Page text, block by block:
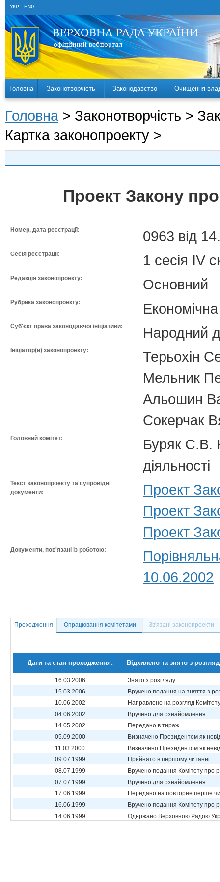
УКР ENG
Головна Законотворчість Законодавство Очищення
Головна > Законотворчість >
Картка законопроекту >
Проект Закону
Номер, дата реєстрації: 0963 від
Сесія реєстрації: 1 сесія IV
Редакція законопроекту: Основний
Рубрика законопроекту:
Суб'єкт права законодавчої ініціативи: Народний
Ініціатор(и) законопроекту:
Терьохін
Мельник
Альошин
Сокерчак
Головний комітет:
Буряк С.В.
діяльності
Текст законопроекту та супровідні
документи:
Проект
Проект
Проект
Документи, пов'язані із роботою:
10.06.2002
Проходження Опрацювання комітетами Зв'язані законопроекти
Дати та стан проходження: Відхилено та знято з
16.03.2006
Знято з розгляду
15.03.2006
Вручено подання на зняття з
10.06.2002
Направлено на розгляд Комітету
04.06.2002
Вручено для ознайомлення
14.05.2002
Передано в тираж
05.09.2000
Визначено Президентом як
11.03.2000
Визначено Президентом як
09.07.1999
Прийнято в першому читанні
08.07.1999
Вручено подання Комітету про
07.07.1999
Вручено для ознайомлення
17.06.1999
Передано на повторне перше
16.06.1999
Вручено подання Комітету про
14.06.1999
Одержано Верховною Радою